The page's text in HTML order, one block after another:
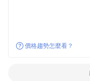
價格趨勢怎麼看？